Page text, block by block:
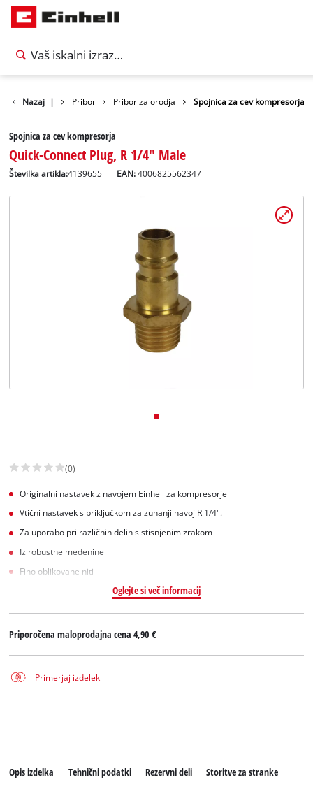
Nazaj | Pribor Pribor za orodja Spojnica za cev kompresorja
Spojnica za cev kompresorja
Quick-Connect Plug, R 1/4" Male
Številka artikla:4139655 EAN:4006825562347
(0)
Originalni nastavek z navojem Einhell za kompresorje
Vtični nastavek s priključkom za zunanji navoj R 1/4".
Za uporabo pri različnih delih s stisnjenim zrakom
Iz robustne medenine
Fino oblikovane niti
Oglejte si več informacij
Priporočena maloprodajna cena4,90 €
Primerjaj izdelek
Opis izdelka Tehnični podatki Rezervni deli Storitve za stranke